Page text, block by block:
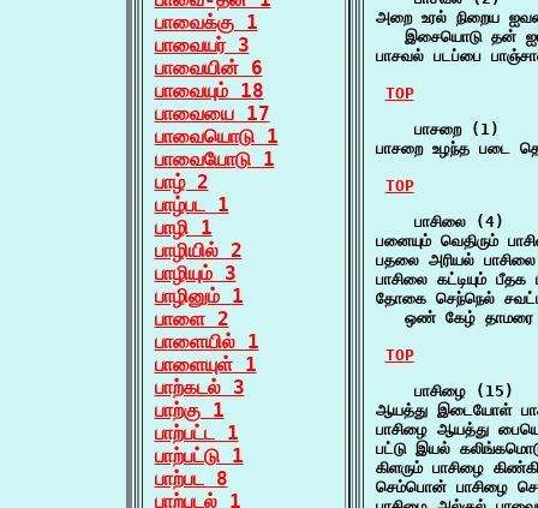
பாவைக்கு 1
பாவையர் 3
பாவையின் 6
பாவையும் 18
பாவையை 17
பாவையொடு 1
பாவையோடு 1
பாழ் 2
பாழ்பட 1
பாழி 1
பாழியில் 2
பாழியும் 3
பாழினும் 1
பாளை 2
பாளையில் 1
பாளையுள் 1
பாற்கடல் 3
பாற்கு 1
பாற்பட்ட 1
பாற்பட்டு 1
பாற்பட 8
பாற்படல் 1
அறை உரல் நிறைய
இசையொடு தன்
பாசவல் படப்பை
TOP
    பாசறை (1)
பாசறை உழந்த படை
TOP
    பாசிலை (4)
பனையும் வெதிரும்
பதலை அரியல்
பாசிலை கட்டியும்
தோகை செந்நெல்
ஒண் கேழ் தாமரை
TOP
    பாசிழை (15)
ஆயத்து இடையோள்
பாசிழை ஆயத்து
பட்டு இயல்
கிளரும் பாசிழை
செம்பொன் பாசிழை